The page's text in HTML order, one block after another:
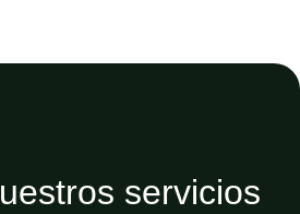
servicios